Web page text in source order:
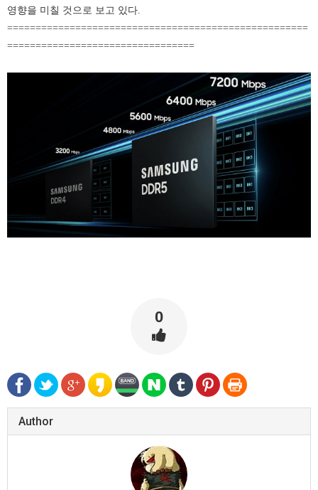
영향을 미칠 것으로 보고 있다.
=====================================================
=================================
0
Author